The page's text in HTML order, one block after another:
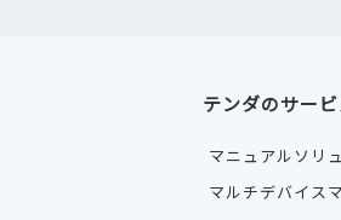
テンダのサー
マニュアルソリ
マルチデバイス